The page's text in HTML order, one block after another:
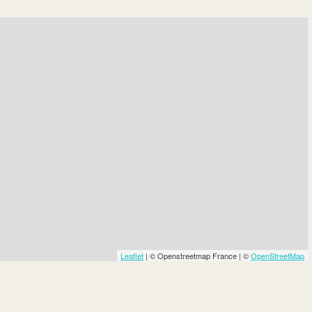
Leaflet | © Openstreetmap France | ©OpenStreetMap